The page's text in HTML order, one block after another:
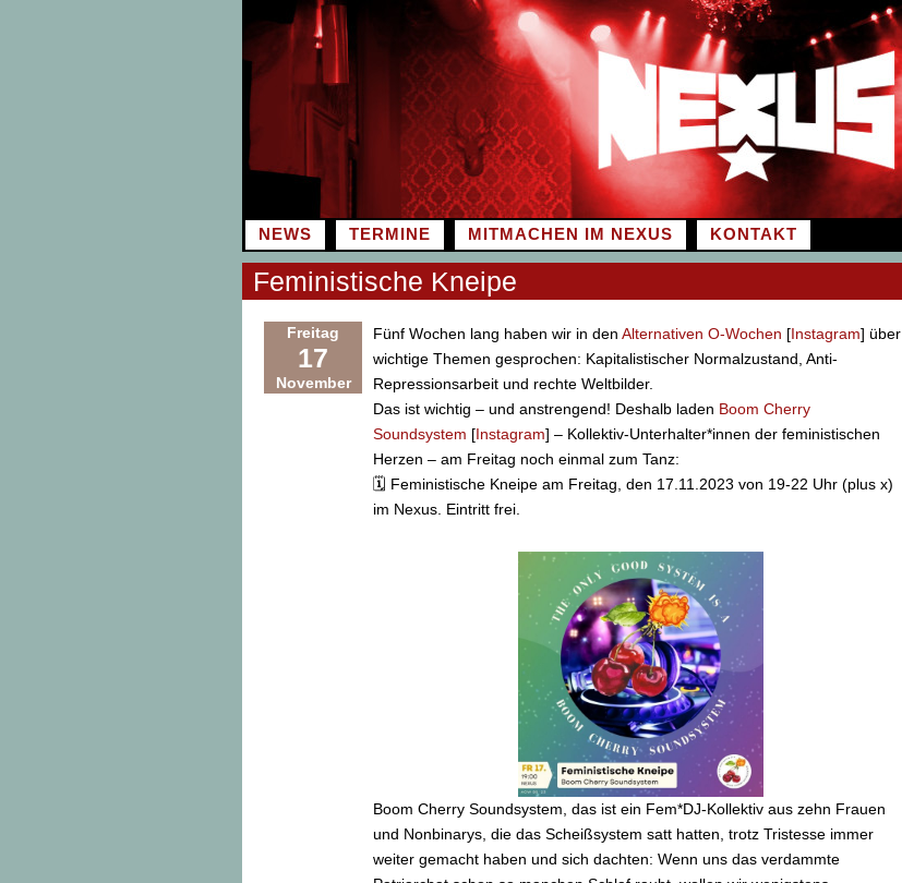
Inhalt
springen
NEWS TERMINE MITMACHEN IM NEXUS KONTAKT
Feministische Kneipe
Freitag
17
November
Fünf Wochen lang haben wir in den Alternativen O-Wochen [Instagram] über
wichtige Themen gesprochen: Kapitalistischer Normalzustand, Anti-
Repressionsarbeit und rechte Weltbilder.
Das ist wichtig – und anstrengend! Deshalb laden Boom Cherry
Soundsystem [Instagram] – Kollektiv-Unterhalter*innen der feministischen
Herzen – am Freitag noch einmal zum Tanz:
🗓️ Feministische Kneipe am Freitag, den 17.11.2023 von 19-22 Uhr (plus x)
im Nexus. Eintritt frei.
Boom Cherry Soundsystem, das ist ein Fem*DJ-Kollektiv aus zehn Frauen
und Nonbinarys, die das Scheißsystem satt hatten, trotz Tristesse immer
weiter gemacht haben und sich dachten: Wenn uns das verdammte